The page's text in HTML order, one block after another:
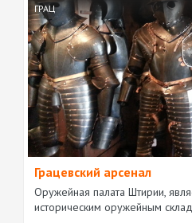
ГРАЦ
Грацевский арсенал
Оружейная палата Штирии,
историческим оружейным